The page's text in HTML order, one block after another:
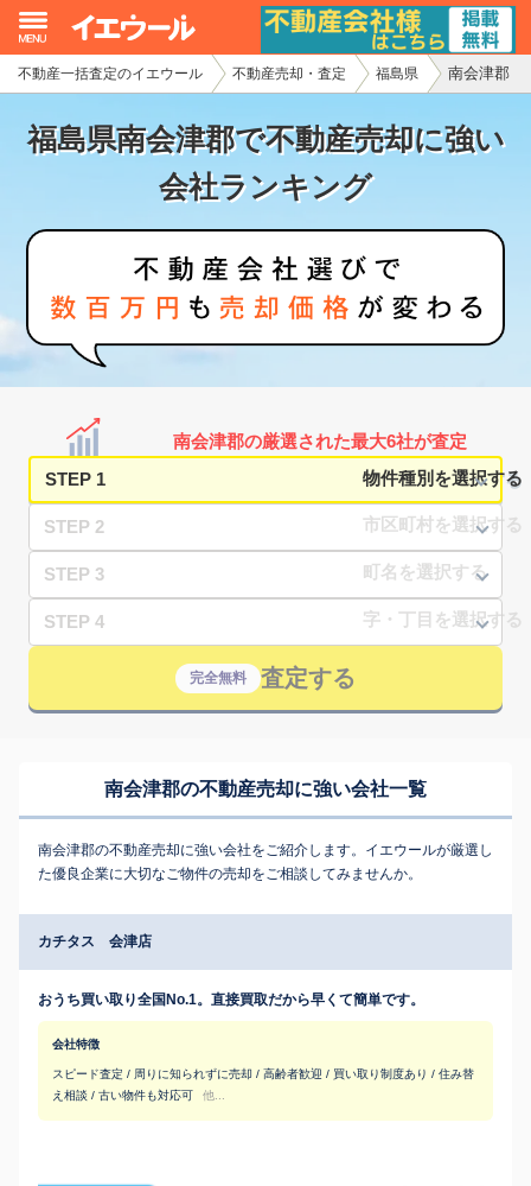
不動産一括査定のイエウール 不動産売却・査定 福島県 南会津郡
福島県南会津郡で不動産売却に強い
会社ランキング
南会津郡の厳選された最大6社が査定
STEP 1
STEP 2
STEP 3
STEP 4
完全無料 査定する
南会津郡の不動産売却に強い会社一覧
南会津郡の不動産売却に強い会社をご紹介します。イエウールが厳選し
た優良企業に大切なご物件の売却をご相談してみませんか。
カチタス 会津店
おうち買い取り全国No.1。直接買取だから早くて簡単です。
会社特徴
スピード査定 / 周りに知られずに売却 / 高齢者歓迎 / 買い取り制度あり / 住み替
え相談 / 古い物件も対応可
他...
イエウール加盟希望の不動産会社様
初めての方へ
不動産の売却・一括査定
家査定シミュレーター
お問い合わせ